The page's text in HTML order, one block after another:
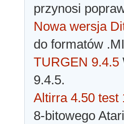
przynosi
Nowa wersja
do formatów
TURGEN 9.4.5
9.4.5.
Altirra 4.50 test
8-bitowego